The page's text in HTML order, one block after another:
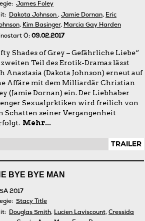
James Foley
Dakota Johnson, Jamie Dornan, Eric
, Kim Basinger, Marcia Gay Harden
Ö: 09.02.2017
Shades of Grey – Gefährliche Liebe“
zweiten Teil des Erotik-Dramas lässt
Anastasia (Dakota Johnson) erneut auf
Affäre mit dem Milliardär Christian
(Jamie Dornan) ein. Der Liebhaber
Sexualprktiken wird freilich von
Schatten seiner Vergangenheit
Mehr...
TRAILER
BYE BYE MAN
2017
Stacy Title
Douglas Smith, Lucien Laviscount, Cressida